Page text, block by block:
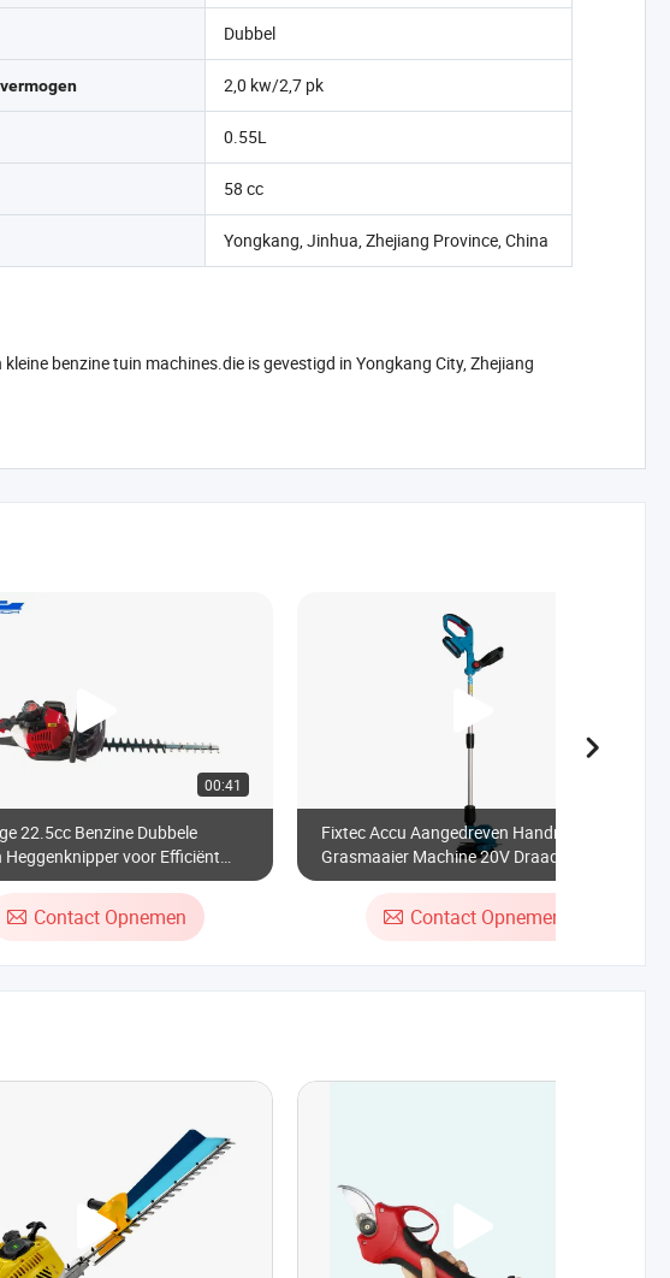
Dubbel
2,0 kw/2,7 pk
0.55L
58 cc
Yongkang, Jinhua, Zhejiang Province, China
benzine tuin machines.die is gevestigd in Yongkang City, Zhejiang
00:41
22.5cc Benzine Dubbele
Heggenknipper voor Efficiënt
Snoeien
Contact Opnemen
Fixtec Accu Aangedreven Handmatige
Grasmaaier Machine 20V Draadloze
Borstelsnijder Mes Elektrische Gras
Contact Opnemen